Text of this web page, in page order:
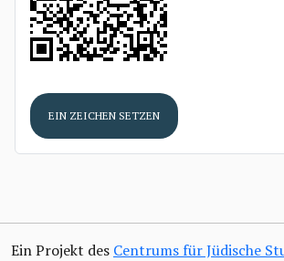
EIN ZEICHEN SETZEN
Ein Projekt des Centrums für Jüdische